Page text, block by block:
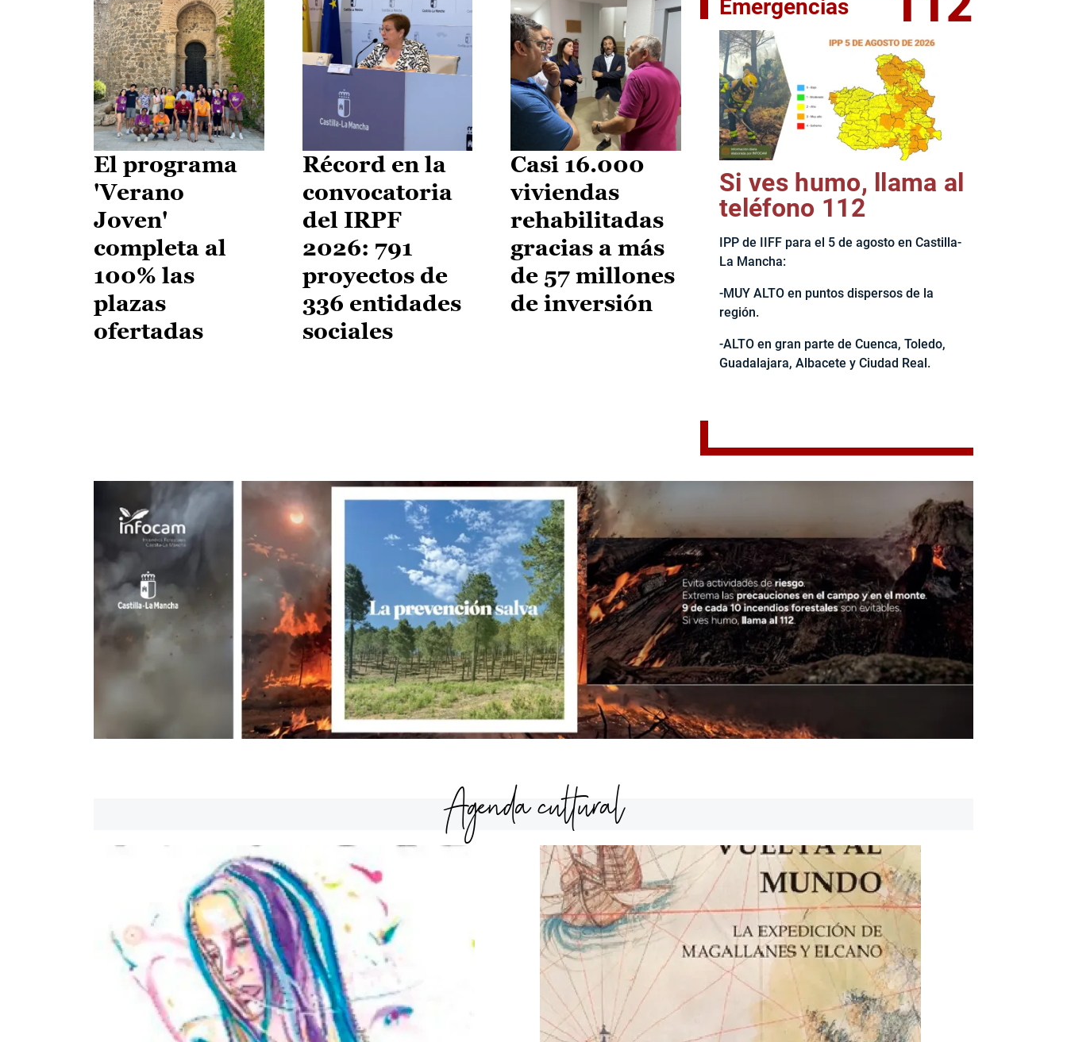
El jefe del Ejecutivo castellanomanchego, Emiliano García-
El programa
'Verano
Joven'
completa al
100% las
plazas
ofertadas
Récord en la
convocatoria
del IRPF
2026: 791
proyectos de
336 entidades
sociales
Casi 16.000
viviendas
rehabilitadas
gracias a más
de 57 millones
de inversión
Emergencias
Si ves humo, llama al
teléfono 112
IPP de IIFF para el 5 de agosto en Castilla-
La Mancha:
-MUY ALTO en puntos dispersos de la
región.
-ALTO en gran parte de Cuenca, Toledo,
Guadalajara, Albacete y Ciudad Real.
Agenda cultural